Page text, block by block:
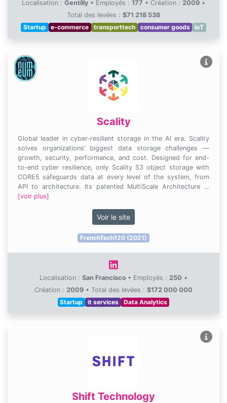
Localisation : Gentilly • Employés : 177 • Création : 2009 •
Total des levées : $71 218 538
Startup
e-commerce transporttech consumer goods IoT
Scality
Global leader in cyber-resilient storage in the AI era. Scality
solves organizations’ biggest data storage challenges —
growth, security, performance, and cost. Designed for end-
to-end cyber resilience, only Scality S3 object storage with
CORE5 safeguards data at every level of the system, from
API to architecture. Its patented MultiScale Architecture …
[voir plus]
Voir le site
FrenchTech120 (2021)
Localisation : San Francisco • Employés : 250 •
Création : 2009 • Total des levées : $172 000 000
Startup
it services Data Analytics
Shift Technology